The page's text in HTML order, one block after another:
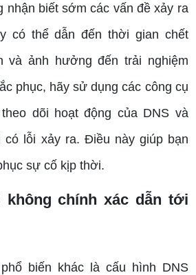
nhận biết sớm các vấn đề xảy ra
có thể dẫn đến thời gian chết
và ảnh hưởng đến trải nghiệm
phục, hãy sử dụng các công cụ
dõi hoạt động của DNS và
có lỗi xảy ra. Điều này giúp bạn
sự cố kịp thời.
không chính xác dẫn tới
biến khác là cấu hình DNS